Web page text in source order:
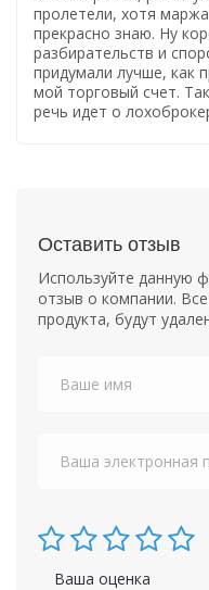
пролетели, хотя
прекрасно знаю. Ну
разбирательств и
придумали лучше, как
мой торговый счет.
речь идет о
Оставить отзыв
Используйте данную
отзыв о компании.
продукта, будут
Ваша оценка